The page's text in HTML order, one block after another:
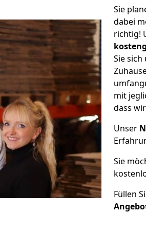
Sie
dabei
richtig!
Sie
mit
dass
Unser
Sie
Füllen